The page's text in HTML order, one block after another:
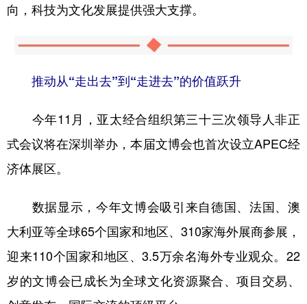
向，科技为文化发展提供强大支撑。
推动从“走出去”到“走进去”的价值跃升
今年11月，亚太经合组织第三十三次领导人非正
式会议将在深圳举办，本届文博会也首次设立APEC经
济体展区。
数据显示，今年文博会吸引来自德国、法国、澳
大利亚等全球65个国家和地区、310家海外展商参展，
迎来110个国家和地区、3.5万余名海外专业观众。22
岁的文博会已成长为全球文化资源聚合、项目交易、